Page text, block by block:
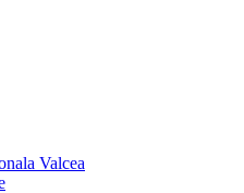
Valcea